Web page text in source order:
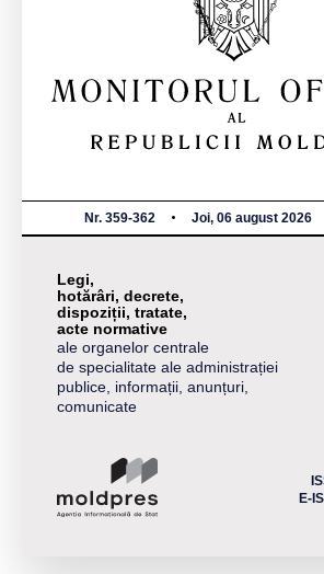
Nr. 359-362 Joi, 06 august 2026
Legi,
hotărâri, decrete,
dispoziții, tratate,
acte normative
ale organelor centrale
de specialitate ale administrației
publice, informații, anunțuri,
comunicate
E-